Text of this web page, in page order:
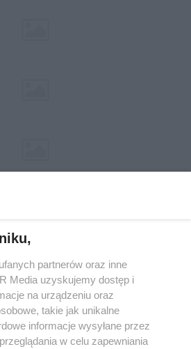
serwisie nie może być powielany i
w jakikolwiek sposób (w
na jakimkolwiek polu
włącznie z umieszczaniem w Internecie
praw. Jakiekolwiek użycie lub
lub w części z naruszeniem prawa, tzn.
pod groźbą kary i może być ścigane
partnerów oraz inne
Media uzyskujemy dostęp i
na urządzeniu oraz
takie jak unikalne
informacje wysyłane przez
w celu zapewniania